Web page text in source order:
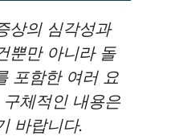
상의 심각성과
뿐만 아니라 돌
포함한 여러 요
체적인 내용은
바랍니다.